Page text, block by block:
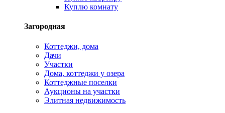
Куплю комнату
Загородная
Коттеджи, дома
Дачи
Участки
Дома, коттеджи у озера
Коттеджные поселки
Аукционы на участки
Элитная недвижимость